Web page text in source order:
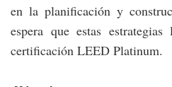
en la planificación y
espera que estas
certificación LEED Platinum.